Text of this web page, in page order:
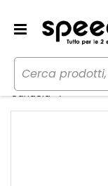
Home Moto
Candela